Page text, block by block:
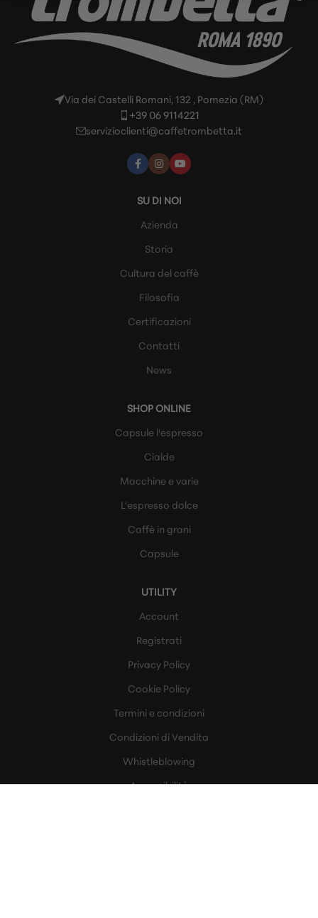
Via dei Castelli Romani, 132 , Pomezia (RM)
+39 06 9114221
servizioclienti@caffetrombetta.it
SU DI NOI
Azienda
Storia
Cultura del caffè
Filosofia
Certificazioni
Contatti
News
SHOP ONLINE
Capsule l'espresso
Cialde
Macchine e varie
L'espresso dolce
Caffè in grani
Capsule
UTILITY
Account
Registrati
Privacy Policy
Cookie Policy
Termini e condizioni
Condizioni di Vendita
Whistleblowing
Accessibilità